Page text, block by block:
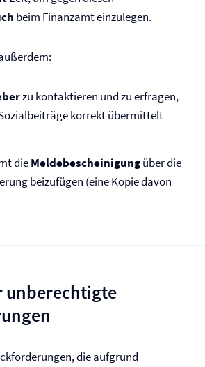
beim Finanzamt einzulegen.
zu kontaktieren und zu erfragen,
korrekt übermittelt
dieMeldebescheinigungüber die
beizufügen (eine Kopie davon
unberechtigte
die aufgrund